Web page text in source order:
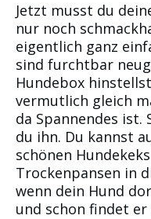
Jetzt musst du
nur noch
eigentlich ganz
sind furchtbar
Hundebox
vermutlich gleich
da Spannendes
du ihn. Du kannst
schönen
Trockenpansen in
wenn dein Hund
und schon findet